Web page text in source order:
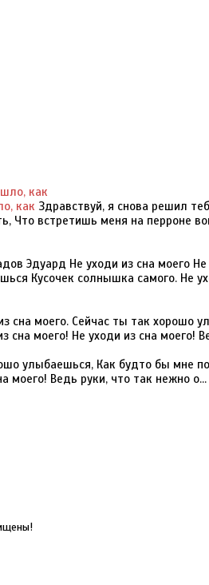
как Здравствуй, я снова решил
Что встретишь меня на перроне
Эдуард Не уходи из сна моего Не
Кусочек солнышка самого. Не
сна моего. Сейчас ты так хорошо
моего! Не уходи из сна моего!
улыбаешься, Как будто бы мне
моего! Ведь руки, что так нежно о...